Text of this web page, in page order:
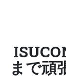
まで頑